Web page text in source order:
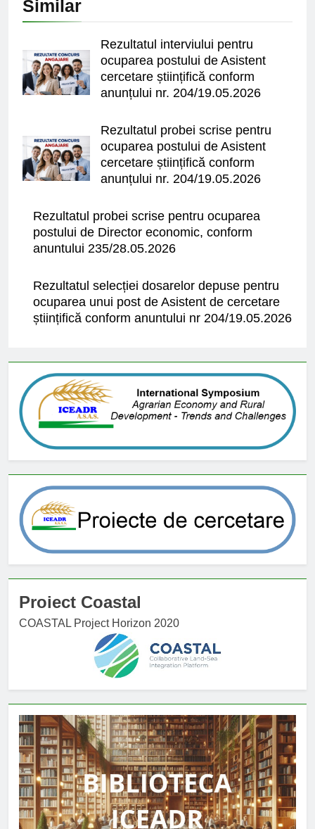
Similar
Rezultatul interviului pentru
ocuparea postului de Asistent
cercetare științifică conform
anunțului nr. 204/19.05.2026
Rezultatul probei scrise pentru
ocuparea postului de Asistent
cercetare științifică conform
anunțului nr. 204/19.05.2026
Rezultatul probei scrise pentru ocuparea
postului de Director economic, conform
anuntului 235/28.05.2026
Rezultatul selecției dosarelor depuse pentru
ocuparea unui post de Asistent de cercetare
științifică conform anuntului nr 204/19.05.2026
Proiect Coastal
COASTAL Project Horizon 2020